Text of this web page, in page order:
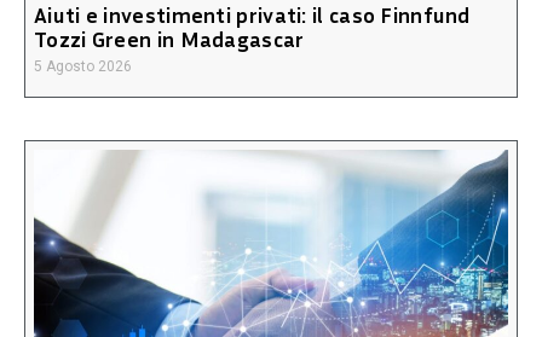
Aiuti e investimenti privati: il caso Finnfund
Tozzi Green in Madagascar
5 Agosto 2026